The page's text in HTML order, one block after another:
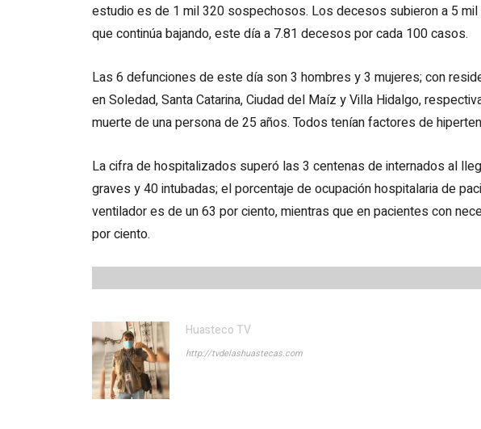
estudio es de 1 mil 320 sospechosos. Los decesos subieron a 5
que continúa bajando, este día a 7.81 decesos por cada 100 casos.
Las 6 defunciones de este día son 3 hombres y 3 mujeres; con
en Soledad, Santa Catarina, Ciudad del Maíz y Villa Hidalgo,
muerte de una persona de 25 años. Todos tenían factores de
La cifra de hospitalizados superó las 3 centenas de internados al
graves y 40 intubadas; el porcentaje de ocupación hospitalaria de
ventilador es de un 63 por ciento, mientras que en pacientes con
por ciento.
Huasteco TV
http://tvdelashuastecas.com